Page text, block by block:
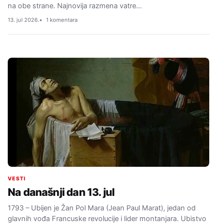
na obe strane. Najnovija razmena vatre…
13. jul 2026. 1 komentara
VESTI
Na današnji dan 13. jul
1793 – Ubijen je Žan Pol Mara (Jean Paul Marat), jedan od
glavnih vođa Francuske revolucije i lider montanjara. Ubistvo